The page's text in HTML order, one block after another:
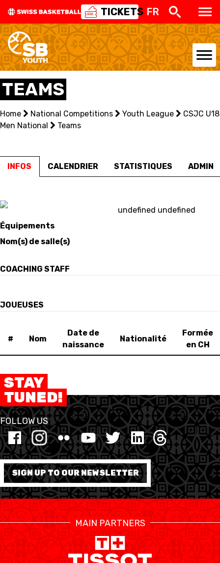
TICKETS FR
NATIONAL TEAMS
CENTRE NATIONAL
NATIONAL COMPETITIONS
FORMATION
FÉDÉRATION
ROULANT
GAMES
NEWS CENTER
RESOURCE CENTER CALENDRIER SHOP
MEDIAS STATS
ÉTHIQUE ET
INTÉGRITÉ
TEAMS
Home National Competitions Youth League
CSJC U18
Men National
Teams
INFOS CALENDRIER STATISTIQUES ADMIN
undefined undefined
Équipements
Nom(s) de salle(s)
COACHING STAFF
JOUEUSES
# Nom
Date de
naissance
Nationalité
Formée
en CH
STAY
TUNED!
FOLLOW US
SIGN UP TO OUR NEWSLETTER
MAIN PARTNERS